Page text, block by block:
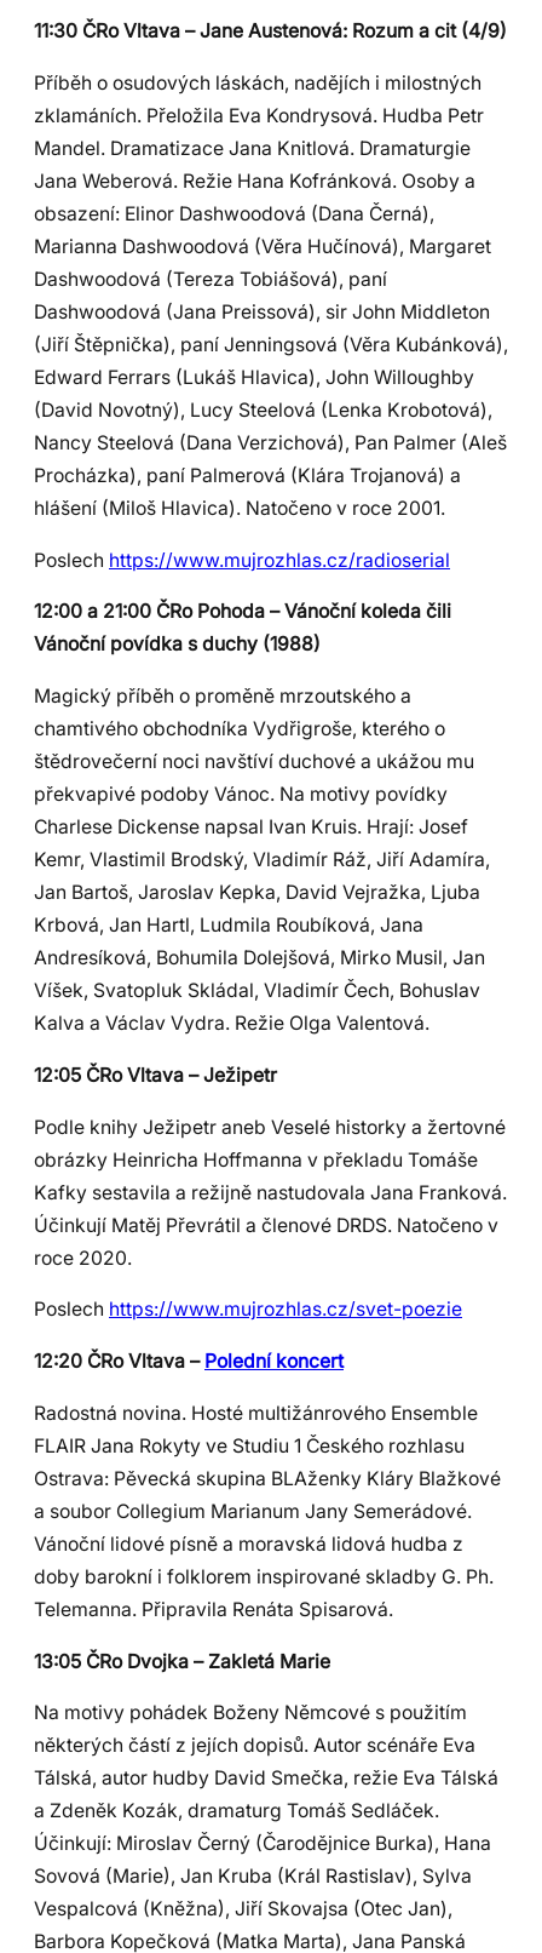
11:30 ČRo Vltava – Jane Austenová: Rozum a cit (4/9)
Příběh o osudových láskách, nadějích i milostných
zklamáních. Přeložila Eva Kondrysová. Hudba Petr
Mandel. Dramatizace Jana Knitlová. Dramaturgie
Jana Weberová. Režie Hana Kofránková. Osoby a
obsazení: Elinor Dashwoodová (Dana Černá),
Marianna Dashwoodová (Věra Hučínová), Margaret
Dashwoodová (Tereza Tobiášová), paní
Dashwoodová (Jana Preissová), sir John Middleton
(Jiří Štěpnička), paní Jenningsová (Věra Kubánková),
Edward Ferrars (Lukáš Hlavica), John Willoughby
(David Novotný), Lucy Steelová (Lenka Krobotová),
Nancy Steelová (Dana Verzichová), Pan Palmer (Aleš
Procházka), paní Palmerová (Klára Trojanová) a
hlášení (Miloš Hlavica). Natočeno v roce 2001.
Poslech https://www.mujrozhlas.cz/radioserial
12:00 a 21:00 ČRo Pohoda – Vánoční koleda čili
Vánoční povídka s duchy (1988)
Magický příběh o proměně mrzoutského a
chamtivého obchodníka Vydřigroše, kterého o
štědrovečerní noci navštíví duchové a ukážou mu
překvapivé podoby Vánoc. Na motivy povídky
Charlese Dickense napsal Ivan Kruis. Hrají: Josef
Kemr, Vlastimil Brodský, Vladimír Ráž, Jiří Adamíra,
Jan Bartoš, Jaroslav Kepka, David Vejražka, Ljuba
Krbová, Jan Hartl, Ludmila Roubíková, Jana
Andresíková, Bohumila Dolejšová, Mirko Musil, Jan
Víšek, Svatopluk Skládal, Vladimír Čech, Bohuslav
Kalva a Václav Vydra. Režie Olga Valentová.
12:05 ČRo Vltava – Ježipetr
Podle knihy Ježipetr aneb Veselé historky a žertovné
obrázky Heinricha Hoffmanna v překladu Tomáše
Kafky sestavila a režijně nastudovala Jana Franková.
Účinkují Matěj Převrátil a členové DRDS. Natočeno v
roce 2020.
Poslech https://www.mujrozhlas.cz/svet-poezie
12:20 ČRo Vltava – Polední koncert
Radostná novina. Hosté multižánrového Ensemble
FLAIR Jana Rokyty ve Studiu 1 Českého rozhlasu
Ostrava: Pěvecká skupina BLAženky Kláry Blažkové
a soubor Collegium Marianum Jany Semerádové.
Vánoční lidové písně a moravská lidová hudba z
doby barokní i folklorem inspirované skladby G. Ph.
Telemanna. Připravila Renáta Spisarová.
13:05 ČRo Dvojka – Zakletá Marie
Na motivy pohádek Boženy Němcové s použitím
některých částí z jejích dopisů. Autor scénáře Eva
Tálská, autor hudby David Smečka, režie Eva Tálská
a Zdeněk Kozák, dramaturg Tomáš Sedláček.
Účinkují: Miroslav Černý (Čarodějnice Burka), Hana
Sovová (Marie), Jan Kruba (Král Rastislav), Sylva
Vespalcová (Kněžna), Jiří Skovajsa (Otec Jan),
Barbora Kopečková (Matka Marta), Jana Panská